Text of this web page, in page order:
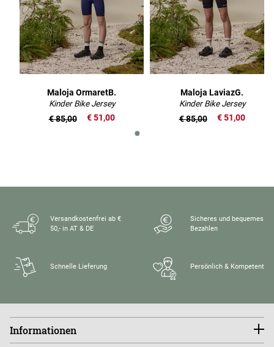
Maloja OrmaretB.
Kinder Bike Jersey
€ 51,00
€ 85,00
Maloja LaviazG.
Kinder Bike Jersey
€ 51,00
€ 85,00
Versandkostenfrei ab €
50,- in AT & DE
Sicheres und bequemes
Bezahlen
Schnelle Lieferung Persönlich & Kompetent
Informationen